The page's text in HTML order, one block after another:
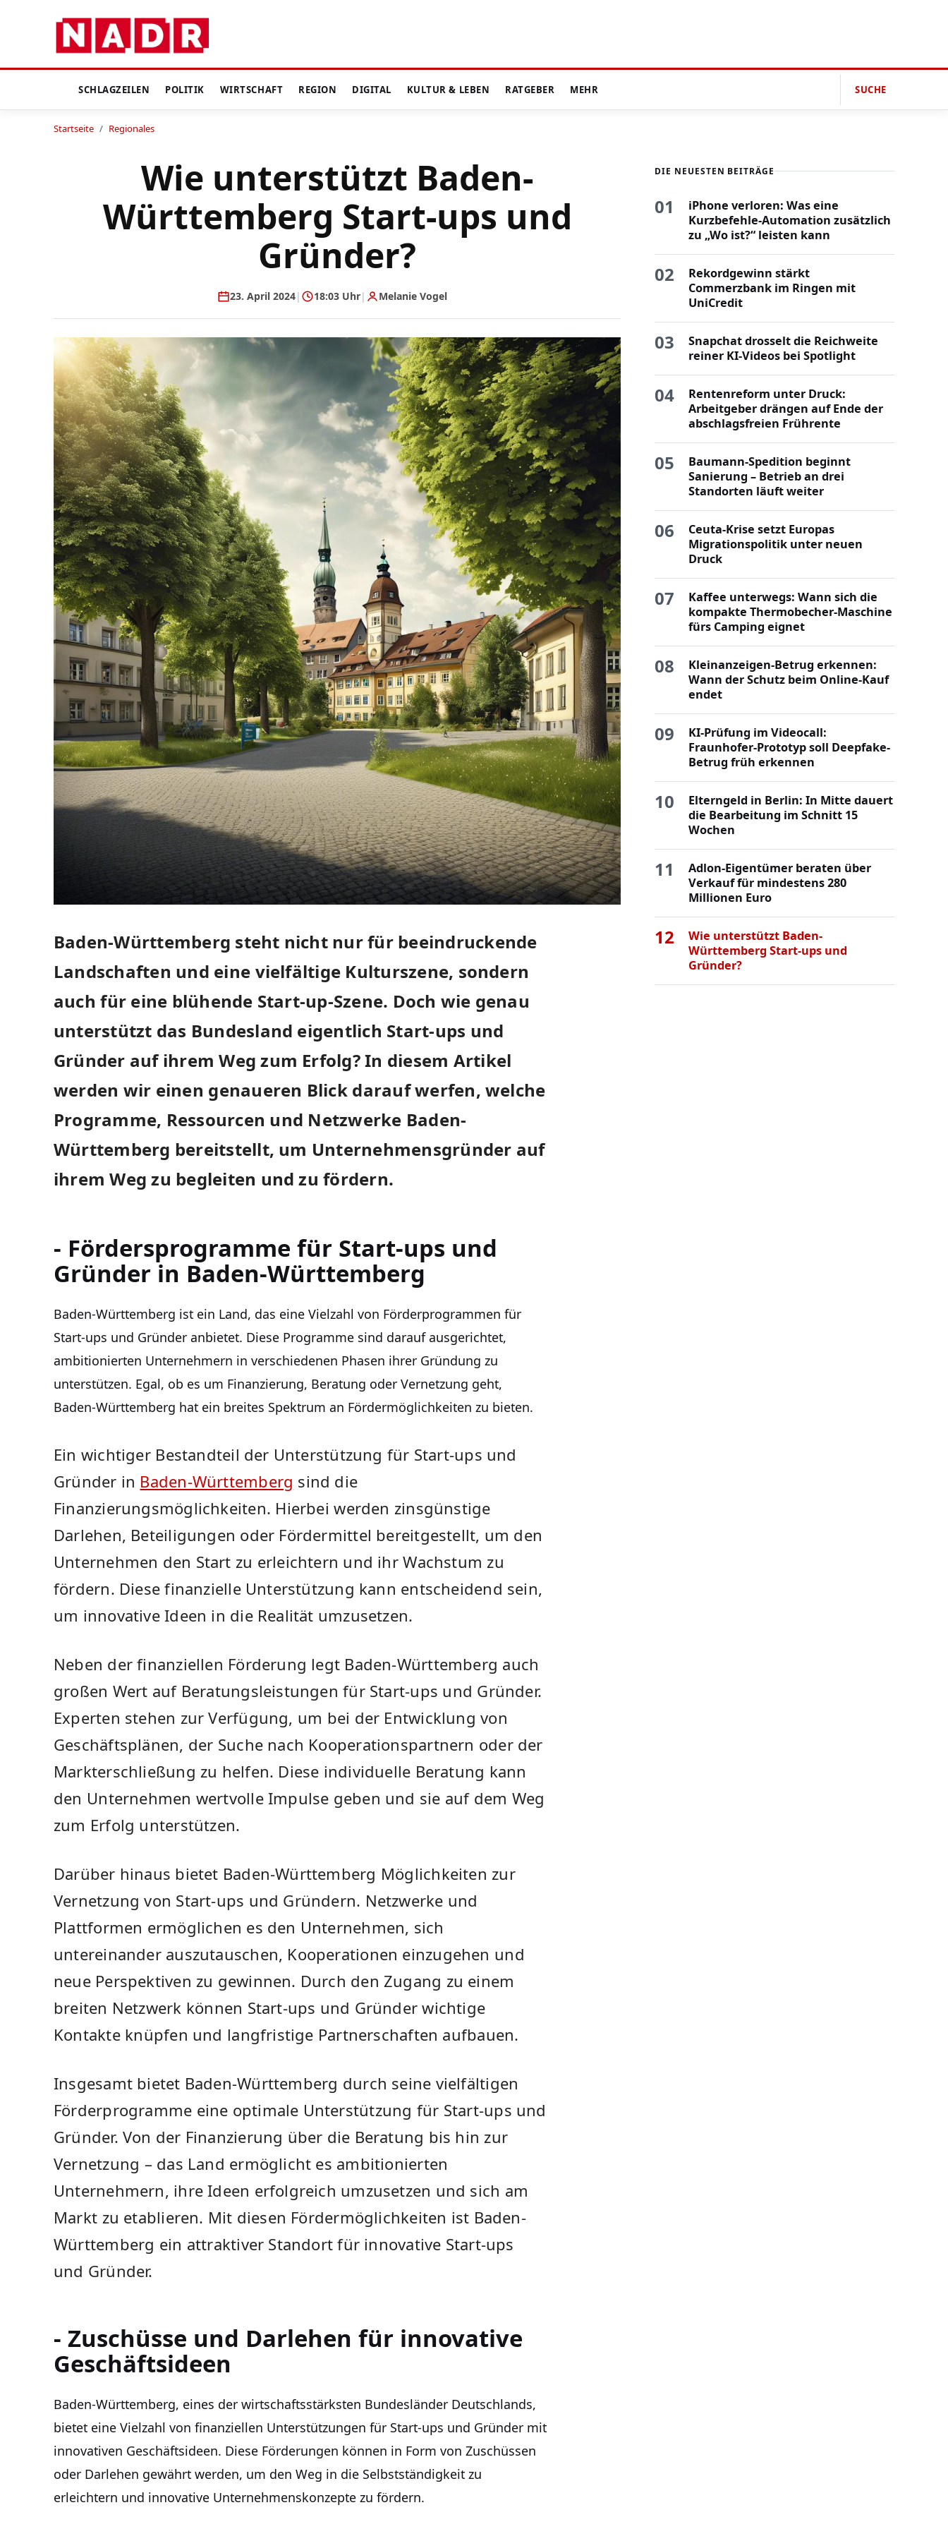
SCHLAGZEILEN POLITIK WIRTSCHAFT REGION DIGITAL KULTUR & LEBEN RATGEBER MEHR SUCHE
Startseite / Regionales
Wie unterstützt Baden-
Württemberg Start-ups und
Gründer?
23. April 2024| 18:03 Uhr| Melanie Vogel
Baden-Württemberg steht nicht nur für beeindruckende
Landschaften und eine⁣ vielfältige Kulturszene, sondern
auch ⁣für eine blühende Start-up-Szene. Doch wie genau⁤
unterstützt das Bundesland eigentlich‌ Start-ups und
Gründer auf ihrem Weg zum Erfolg? In diesem Artikel
werden wir einen ⁣genaueren Blick ⁢darauf​ werfen, welche
Programme, Ressourcen und ⁤Netzwerke Baden-
Württemberg bereitstellt, um Unternehmensgründer auf
ihrem Weg zu begleiten und zu fördern.
-​ Fördersprogramme für​ Start-ups ​und
Gründer in Baden-Württemberg
Baden-Württemberg ist ein ‌Land, ⁣das eine‍ Vielzahl von Förderprogrammen für
Start-ups und Gründer anbietet. Diese Programme⁣ sind darauf ausgerichtet, ​
ambitionierten ⁢Unternehmern in verschiedenen Phasen ihrer Gründung zu
‍unterstützen. Egal, ob es um⁣ Finanzierung, Beratung oder Vernetzung geht,
Baden-Württemberg hat ein breites Spektrum an Fördermöglichkeiten ⁢zu bieten.
Ein wichtiger ⁢Bestandteil der Unterstützung ‍für Start-ups und
Gründer in Baden-Württemberg sind die
Finanzierungsmöglichkeiten. ⁣Hierbei ⁣werden zinsgünstige⁤
Darlehen, Beteiligungen oder Fördermittel bereitgestellt, um den
Unternehmen den Start⁤ zu ‌erleichtern und​ ihr ⁣Wachstum zu
fördern. ‌Diese finanzielle ‌Unterstützung kann ​entscheidend sein,
um innovative Ideen in ‍die Realität umzusetzen.
Neben der finanziellen Förderung legt Baden-Württemberg auch​
großen Wert⁣ auf Beratungsleistungen für Start-ups⁤ und Gründer.
Experten stehen zur Verfügung, ⁣um bei der Entwicklung von
Geschäftsplänen, der⁤ Suche nach Kooperationspartnern oder der
Markterschließung zu helfen. Diese individuelle ‌Beratung kann⁣
den ⁣Unternehmen wertvolle Impulse geben und sie ⁣auf dem Weg
zum Erfolg unterstützen.
Darüber hinaus bietet Baden-Württemberg⁣ Möglichkeiten‍ zur​
Vernetzung von Start-ups und Gründern. Netzwerke und
Plattformen ermöglichen es den Unternehmen,​ sich
untereinander auszutauschen, Kooperationen einzugehen⁤ und
neue Perspektiven zu gewinnen. Durch​ den Zugang ​zu einem
breiten​ Netzwerk ⁤können Start-ups‍ und ‌Gründer wichtige
Kontakte ⁢knüpfen und ⁣langfristige Partnerschaften aufbauen.
Insgesamt bietet‍ Baden-Württemberg⁢ durch seine vielfältigen
Förderprogramme eine optimale Unterstützung für⁤ Start-ups ​und
Gründer. Von der Finanzierung über die Beratung bis hin‍ zur
Vernetzung ⁣– das Land ermöglicht es ambitionierten
Unternehmern, ihre Ideen​ erfolgreich umzusetzen und sich am
Markt ⁢zu etablieren. Mit diesen Fördermöglichkeiten ist Baden-
Württemberg ein⁢ attraktiver Standort für innovative Start-ups
und ‍Gründer.
- Zuschüsse und Darlehen⁤ für innovative
Geschäftsideen
Baden-Württemberg,​ eines der wirtschaftsstärksten Bundesländer Deutschlands,
bietet eine ⁢Vielzahl von finanziellen Unterstützungen für Start-ups und Gründer mit
innovativen Geschäftsideen.‌ Diese Förderungen können in Form von Zuschüssen
oder Darlehen gewährt werden, um den Weg in die​ Selbstständigkeit zu
erleichtern und innovative Unternehmenskonzepte zu fördern.
DIE NEUESTEN BEITRÄGE
01
iPhone verloren: Was eine
Kurzbefehle-Automation zusätzlich
zu „Wo ist?“ leisten kann
02
Rekordgewinn stärkt
Commerzbank im Ringen mit
UniCredit
03
Snapchat drosselt die Reichweite
reiner KI-Videos bei Spotlight
04
Rentenreform unter Druck:
Arbeitgeber drängen auf Ende der
abschlagsfreien Frührente
05
Baumann-Spedition beginnt
Sanierung – Betrieb an drei
Standorten läuft weiter
06
Ceuta-Krise setzt Europas
Migrationspolitik unter neuen
Druck
07
Kaffee unterwegs: Wann sich die
kompakte Thermobecher-Maschine
fürs Camping eignet
08
Kleinanzeigen-Betrug erkennen:
Wann der Schutz beim Online-Kauf
endet
09
KI-Prüfung im Videocall:
Fraunhofer-Prototyp soll Deepfake-
Betrug früh erkennen
10
Elterngeld in Berlin: In Mitte dauert
die Bearbeitung im Schnitt 15
Wochen
11
Adlon-Eigentümer beraten über
Verkauf für mindestens 280
Millionen Euro
12
Wie unterstützt Baden-
Württemberg Start-ups und
Gründer?